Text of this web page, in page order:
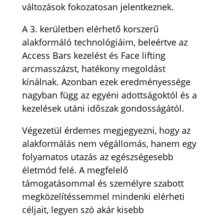
változások fokozatosan jelentkeznek.
A 3. kerületben elérhető korszerű
alakformáló technológiáim, beleértve az
Access Bars kezelést és Face lifting
arcmasszázst, hatékony megoldást
kínálnak. Azonban ezek eredményessége
nagyban függ az egyéni adottságoktól és a
kezelések utáni időszak gondosságától.
Végezetül érdemes megjegyezni, hogy az
alakformálás nem végállomás, hanem egy
folyamatos utazás az egészségesebb
életmód felé. A megfelelő
támogatásommal és személyre szabott
megközelítéssemmel mindenki elérheti
céljait, legyen szó akár kisebb